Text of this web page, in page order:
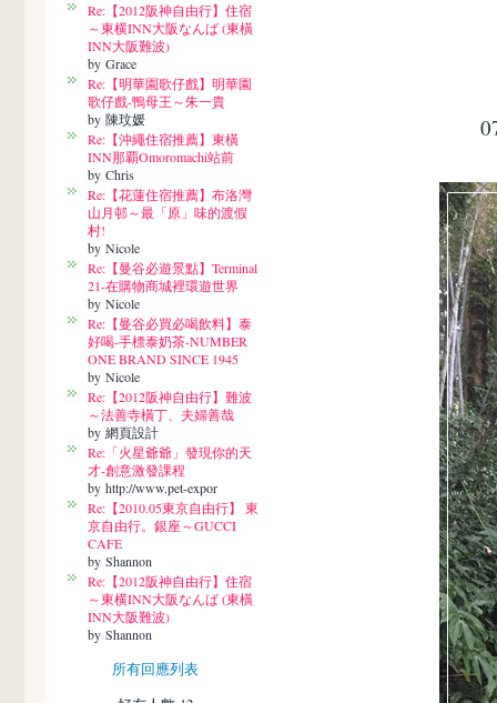
Re:【2012阪神自由行】住宿
～東横INN大阪なんば (東橫
INN大阪難波)
by Grace
Re:【明華園歌仔戲】明華園
歌仔戲-鴨母王～朱一貴
by 陳玟媛
Re:【沖繩住宿推薦】東橫
INN那覇Omoromachi站前
by Chris
Re:【花蓮住宿推薦】布洛灣
山月邨～最「原」味的渡假
村!
by Nicole
Re:【曼谷必遊景點】Terminal
21-在購物商城裡環遊世界
by Nicole
Re:【曼谷必買必喝飲料】泰
好喝-手標泰奶茶-NUMBER
ONE BRAND SINCE 1945
by Nicole
Re:【2012阪神自由行】難波
～法善寺橫丁、夫婦善哉
by 網頁設計
Re:「火星爺爺」發現你的天
才-創意激發課程
by http://www.pet-expor
Re:【2010.05東京自由行】 東
京自由行。銀座～GUCCI
CAFE
by Shannon
Re:【2012阪神自由行】住宿
～東横INN大阪なんば (東橫
INN大阪難波)
by Shannon
所有回應列表